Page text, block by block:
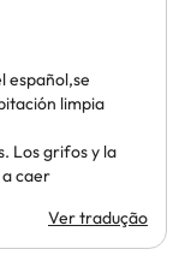
español,se
limpia
Los grifos y la
caer
Ver tradução